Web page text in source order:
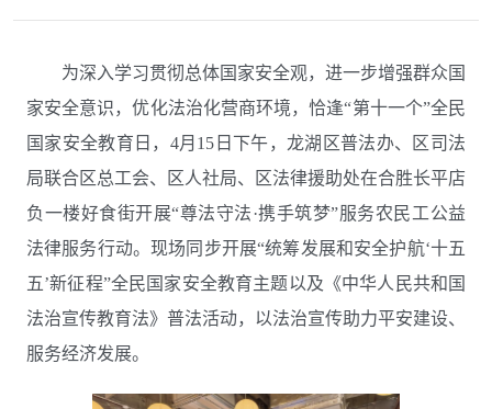
为深入学习贯彻总体国家安全观，进一步增强群众国
家安全意识，优化法治化营商环境，恰逢“第十一个”全民
国家安全教育日， 4月 15 日下午，龙湖区普法办、区司法
局联合区总工会、区人社局、区法律援助处在合胜长平店
负一楼好食街开展“尊法守法·携手筑梦”服务农民工公益
法律服务行动。现场同步开展“统筹发展和安全护航ʻ十五
五ʼ新征程”全民国家安全教育主题以及《中华人民共和国
法治宣传教育法》 普法活动，以法治宣传助力平安建设、
服务经济发展。